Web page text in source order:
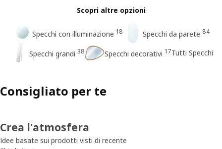
Scopri altre opzioni
Specchi con illuminazione 18 Specchi da parete 84
Specchi grandi 38 Specchi decorativi 17Tutti Specchi
Consigliato per te
Crea l'atmosfera
Idee basate sui prodotti visti di recente